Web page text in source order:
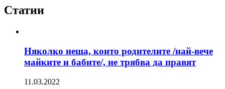
Статии
Няколко неща, които родителите /най-вече
майките и бабите/, не трябва да правят
11.03.2022